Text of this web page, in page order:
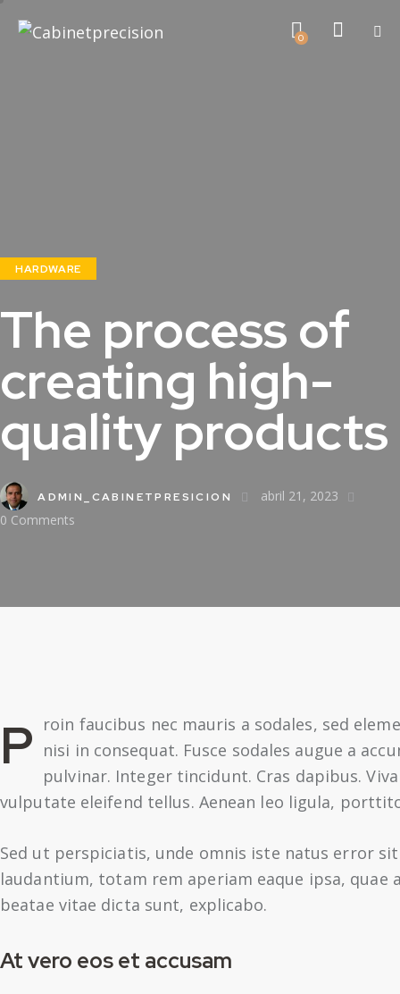
0
HARDWARE
The process of
creating high-
quality products
ADMIN_CABINETPRESICION
abril 21, 2023
0 Comments
Proin faucibus nec mauris a sodales, sed elementum mi tincidunt. Sed eget viverra egestas nisi in consequat. Fusce sodales augue a
pulvinar. Integer tincidunt. Cras dapibus.
vulputate eleifend tellus. Aenean leo ligula,
Sed ut perspiciatis, unde omnis iste natus error
laudantium, totam rem aperiam eaque ipsa,
beatae vitae dicta sunt, explicabo.
At vero eos et accusam